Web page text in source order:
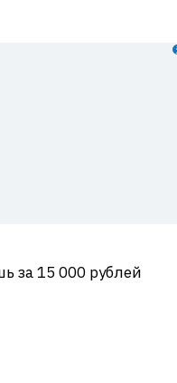
за 15 000 рублей